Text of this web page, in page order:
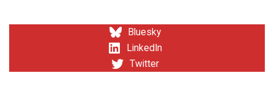
Bluesky
LinkedIn
Twitter